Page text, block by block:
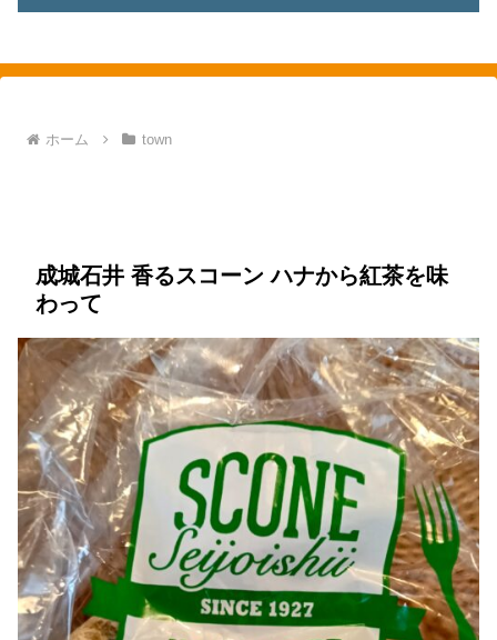
ホーム town
成城石井 香るスコーン ハナから紅茶を味
わって